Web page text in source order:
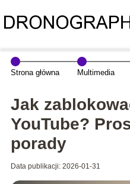
Strona główna Multimedia
Jak
YouTube?
porady
Data publikacji: 2026-01-31